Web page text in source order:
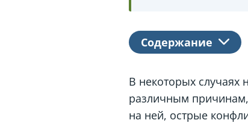
Содержание
В некоторых случаях
различным
на ней, острые